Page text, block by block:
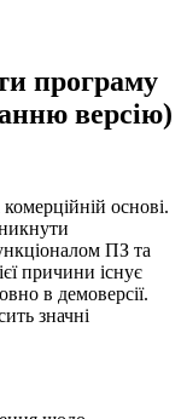
програму
версію)
основі.
ПЗ та
причини існує
в демоверсії.
значні